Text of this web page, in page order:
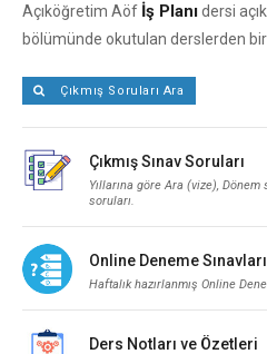
Açıköğretim Aöf İş Planıdersi
bölümünde okutulan derslerden
Çıkmış Soruları Ara
Çıkmış Sınav Soruları
Yıllarına göre Ara (vize),
soruları.
Online Deneme Sınavları
Haftalık hazırlanmış Online
Ders Notları ve Özetleri